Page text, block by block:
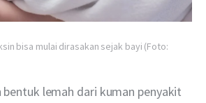
bisa mulai dirasakan sejak bayi (Foto:
bentuk lemah dari kuman penyakit